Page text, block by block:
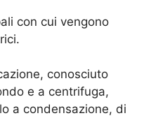
con cui vengono
conosciuto
e a centrifuga,
a condensazione, di